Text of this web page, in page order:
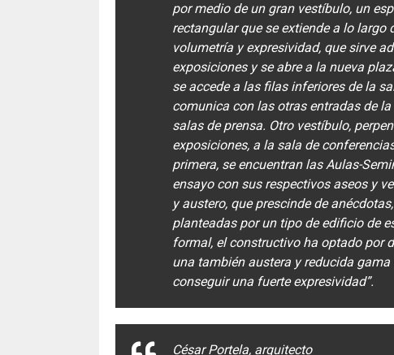
por medio de un gran vestíbulo, un
rectangular que se extiende a lo
volumetría y expresividad, que sirve
exposiciones y se abre a la nueva
se accede a las filas inferiores de la
comunica con las otras entradas de
salas de prensa. Otro vestíbulo,
exposiciones, a la sala de
primera, se encuentran las Aulas-
ensayo con sus respectivos aseos y
y austero, que prescinde de
planteadas por un tipo de edificio de
formal, el constructivo ha optado por
una también austera y reducida
conseguir una fuerte expresividad”.
César Portela, arquitecto